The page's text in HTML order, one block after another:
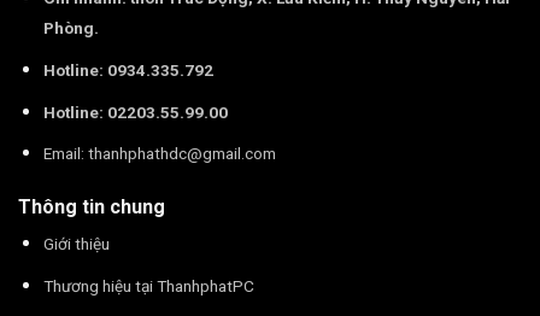
Phòng.
Hotline: 0934.335.792
Hotline: 02203.55.99.00
Email: thanhphathdc@gmail.com
Thông tin chung
Giới thiệu
Thương hiệu tại ThanhphatPC